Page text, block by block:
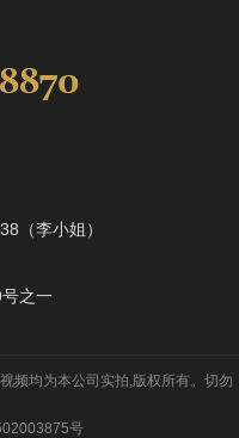
（李小姐）
之一
频均为本公司实拍,版权所有。切勿
号